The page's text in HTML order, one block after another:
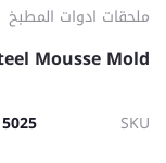
ملحقات ادوات المطبخ
Mousse Mold
SKU